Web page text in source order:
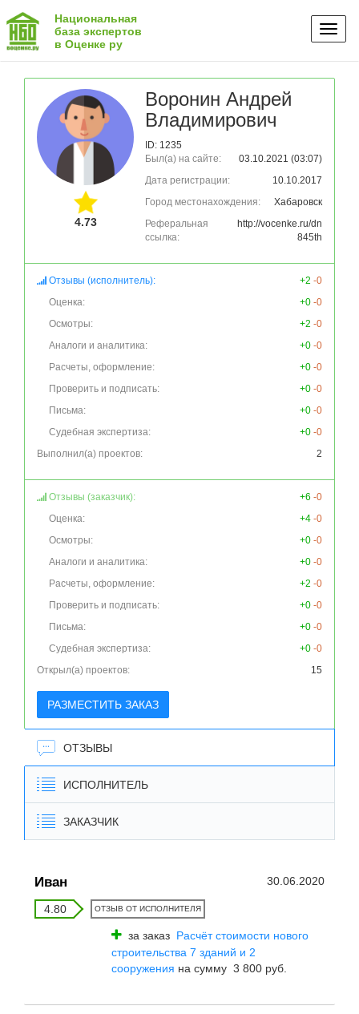
Национальная
база экспертов
в Оценке ру
4.73
Воронин Андрей
Владимирович
ID: 1235
Был(а) на сайте:
03.10.2021 (03:07)
Дата регистрации:
10.10.2017
Город местонахождения:
Хабаровск
Реферальная
ссылка:
http://vocenke.ru/dn
845th
Отзывы (исполнитель): +2 -0
Оценка:
+0 -0
Осмотры:
+2 -0
Аналоги и аналитика:
+0 -0
Расчеты, оформление:
+0 -0
Проверить и подписать:
+0 -0
Письма:
+0 -0
Судебная экспертиза:
+0 -0
Выполнил(а) проектов:
2
Отзывы (заказчик): +6 -0
Оценка:
+4 -0
Осмотры:
+0 -0
Аналоги и аналитика:
+0 -0
Расчеты, оформление:
+2 -0
Проверить и подписать:
+0 -0
Письма:
+0 -0
Судебная экспертиза:
+0 -0
Открыл(а) проектов:
15
РАЗМЕСТИТЬ ЗАКАЗ
ОТЗЫВЫ
ИСПОЛНИТЕЛЬ
ЗАКАЗЧИК
Иван 30.06.2020
4.80 ОТЗЫВ ОТ ИСПОЛНИТЕЛЯ
за заказ Расчёт стоимости нового
строительства 7 зданий и 2
сооружения на сумму 3 800 руб.